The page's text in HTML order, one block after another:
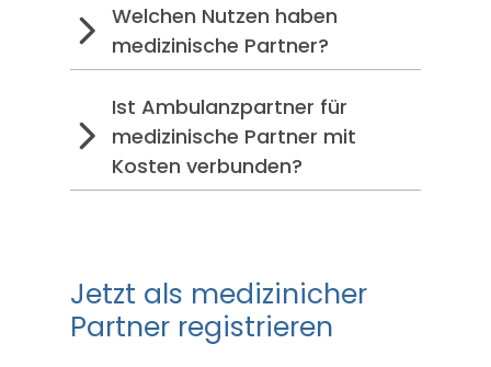
Welchen Nutzen haben
medizinische Partner?
Ist Ambulanzpartner für
medizinische Partner mit
Kosten verbunden?
Jetzt als medizinicher
Partner registrieren